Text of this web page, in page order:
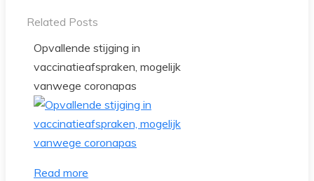
Related Posts
Opvallende stijging in
vaccinatieafspraken, mogelijk
vanwege coronapas
Read more